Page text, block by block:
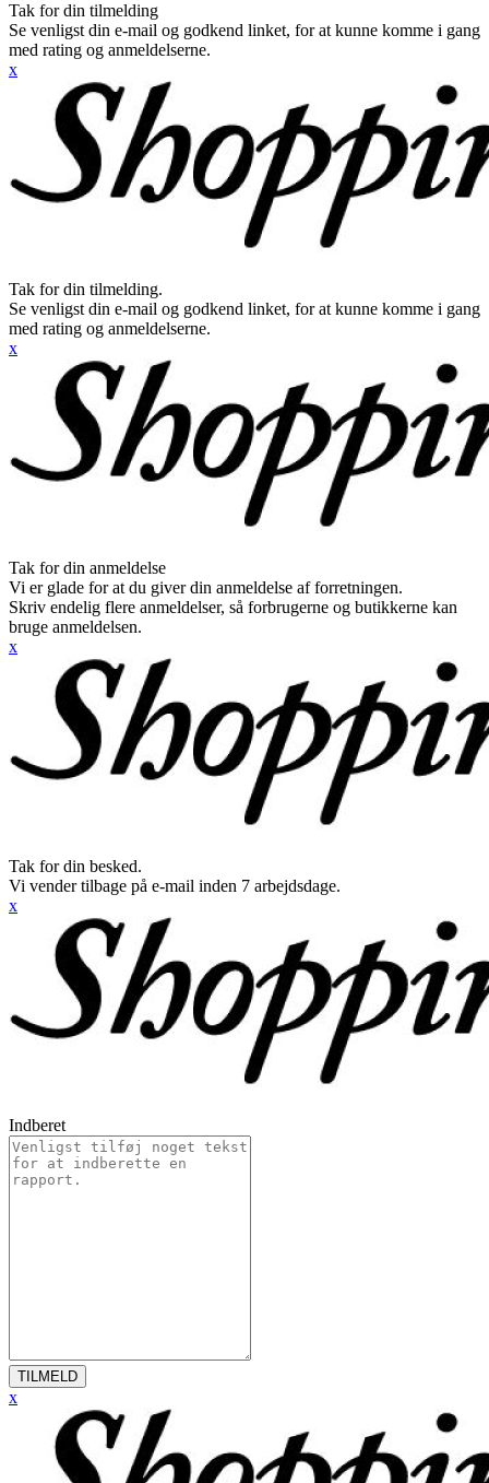
Tak for din tilmelding
Se venligst din e-mail og godkend linket, for at kunne komme i gang
med rating og anmeldelserne.
x
Tak for din tilmelding.
Se venligst din e-mail og godkend linket, for at kunne komme i gang
med rating og anmeldelserne.
x
Tak for din anmeldelse
Vi er glade for at du giver din anmeldelse af forretningen.
Skriv endelig flere anmeldelser, så forbrugerne og butikkerne kan
bruge anmeldelsen.
x
Tak for din besked.
Vi vender tilbage på e-mail inden 7 arbejdsdage.
x
Indberet
TILMELD
x